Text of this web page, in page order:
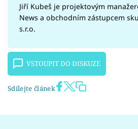
Jiří Kubeš je projektovým
News a obchodním zástupcem
s.r.o.
VSTOUPIT DO DISKUZE
Sdílejte článek